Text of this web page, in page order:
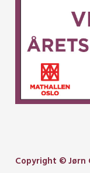
Copyright © Jørn